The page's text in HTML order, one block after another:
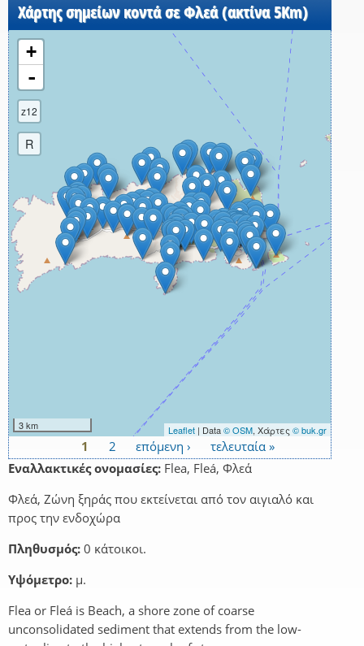
Χάρτης σημείων κοντά σε Φλεά (ακτίνα 5Km)
+
-
z12
R
3 km Leaflet | Data© OSM, Χάρτες © buk.gr
Σελίδες
1 2 επόμενη ›
τελευταία »
Εναλλακτικές ονομασίες: Flea, Fleá, Φλεά
Φλεά, Ζώνη ξηράς που εκτείνεται από τον αιγιαλό και
προς την ενδοχώρα
Πληθυσμός: 0 κάτοικοι.
Υψόμετρο: μ.
Flea or Fleá is Beach, a shore zone of coarse
unconsolidated sediment that extends from the low-